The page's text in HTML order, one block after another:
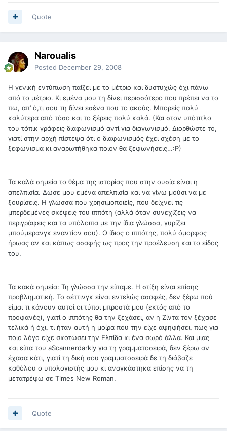
Quote
Naroualis
Posted December 29, 2008
Η γενική εντύπωση παίζει με το μέτριο και δυστυχώς όχι πάνω
από το μέτριο. Κι εμένα μου τη δίνει περισσότερο που πρέπει να το
πω, απ’ ό,τι σου τη δίνει εσένα που το ακούς. Μπορείς πολύ
καλύτερα από τόσο και το ξέρεις πολύ καλά. (Και στον υπότιτλο
του τόπικ γράφεις διαφωνισμό αντί για διαγωνισμό. Διορθώστε το,
γιατί στην αρχή πίστεψα ότι ο διαφωνισμός έχει σχέση με το
ξεφώνισμα κι αναρωτήθηκα ποιον θα ξεφωνήσεις…:Ρ)
Τα καλά σημεία το θέμα της ιστορίας που στην ουσία είναι η
απελπισία. Δώσε μου εμένα απελπισία και να γίνω μούσι να με
ξουρίσεις. Η γλώσσα που χρησιμοποιείς, που δείχνει τις
μπερδεμένες σκέψεις του ιππότη (αλλά όταν συνεχίζεις να
περιγράφεις και τα υπόλοιπα με την ίδια γλώσσα, γυρίζει
μπούμερανγκ εναντίον σου). Ο ίδιος ο ιππότης, πολύ όμορφος
ήρωας αν και κάπως ασαφής ως προς την προέλευση και το είδος
του.
Τα κακά σημεία: Τη γλώσσα την είπαμε. Η στίξη είναι επίσης
προβληματική. Το σέττινγκ είναι εντελώς ασαφές, δεν ξέρω πού
είμαι τι κάνουν αυτοί οι τύποι μπροστά μου (εκτός από το
προφανές), γιατί ο ιππότης θα την ξεχάσει, αν η Ζίντα τον ξέχασε
τελικά ή όχι, τι ήταν αυτή η μοίρα που την είχε αψηφήσει, πώς για
ποιο λόγο είχε σκοτώσει την Ελπίδα κι ένα σωρό άλλα. Και μιας
και είπα του aScannerdarkly για τη γραμματοσειρά, δεν ξέρω αν
έχασα κάτι, γιατί τη δική σου γραμματοσειρά δε τη διάβαζε
καθόλου ο υπολογιστής μου κι αναγκάστηκα επίσης να τη
μετατρέψω σε Times New Roman.
Quote